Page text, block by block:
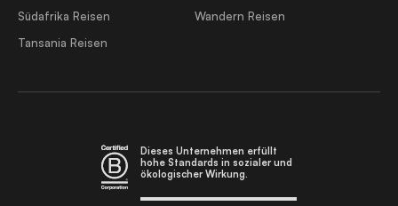
Südafrika Reisen
Tansania Reisen
Wandern Reisen
Dieses Unternehmen erfüllt
hohe Standards in sozialer und
ökologischer Wirkung.